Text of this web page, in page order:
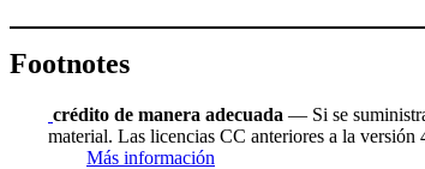
Footnotes
crédito de manera adecuada — Si se
material. Las licencias CC anteriores a la
Más información